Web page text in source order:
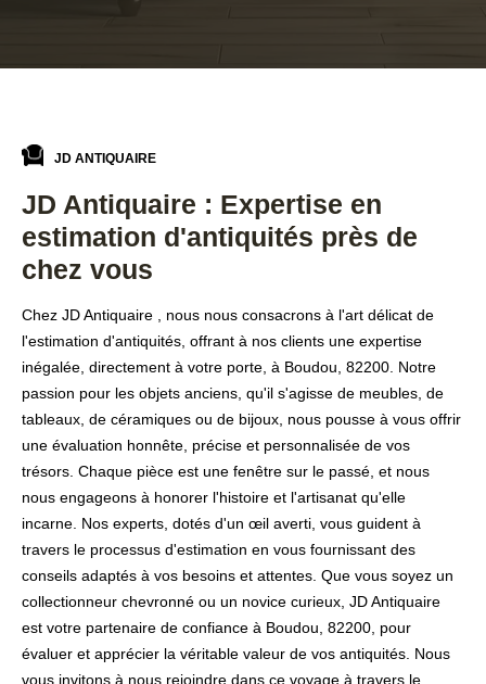
JD ANTIQUAIRE
JD Antiquaire : Expertise en
estimation d'antiquités près de
chez vous
Chez JD Antiquaire , nous nous consacrons à l'art délicat de
l'estimation d'antiquités, offrant à nos clients une expertise
inégalée, directement à votre porte, à Boudou, 82200. Notre
passion pour les objets anciens, qu'il s'agisse de meubles, de
tableaux, de céramiques ou de bijoux, nous pousse à vous offrir
une évaluation honnête, précise et personnalisée de vos
trésors. Chaque pièce est une fenêtre sur le passé, et nous
nous engageons à honorer l'histoire et l'artisanat qu'elle
incarne. Nos experts, dotés d'un œil averti, vous guident à
travers le processus d'estimation en vous fournissant des
conseils adaptés à vos besoins et attentes. Que vous soyez un
collectionneur chevronné ou un novice curieux, JD Antiquaire
est votre partenaire de confiance à Boudou, 82200, pour
évaluer et apprécier la véritable valeur de vos antiquités. Nous
vous invitons à nous rejoindre dans ce voyage à travers le